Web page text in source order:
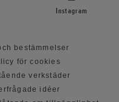
Instagram
bestämmelser
för cookies
verkstäder
idéer